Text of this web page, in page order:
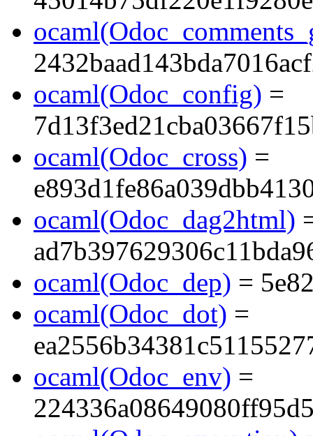
ocaml(Odoc_config) =
ocaml(Odoc_cross) =
ocaml(Odoc_dag2html)
ocaml(Odoc_dep) =
ocaml(Odoc_dot) =
ocaml(Odoc_env) =